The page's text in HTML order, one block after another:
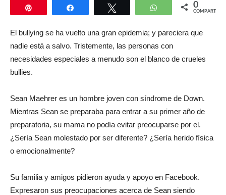
Compartir WhatsApp
0
COMPARTIR
El bullying se ha vuelto una gran epidemia; y pareciera que
nadie está a salvo. Tristemente, las personas con
necesidades especiales a menudo son el blanco de crueles
bullies.
Sean Maehrer es un hombre joven con síndrome de Down.
Mientras Sean se preparaba para entrar a su primer año de
preparatoria, su mama no podía evitar preocuparse por el.
¿Sería Sean molestado por ser diferente? ¿Sería herido física
o emocionalmente?
Su familia y amigos pidieron ayuda y apoyo en Facebook.
Expresaron sus preocupaciones acerca de Sean siendo